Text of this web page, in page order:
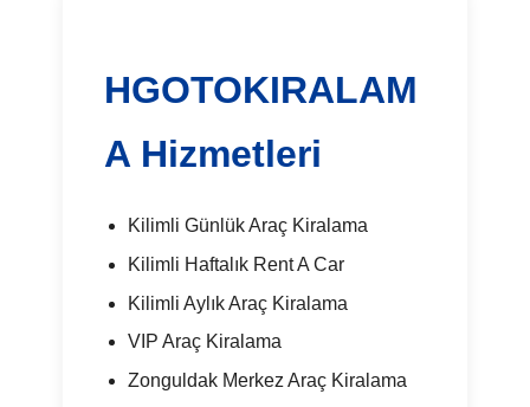
HGOTOKIRALAM
A Hizmetleri
Kilimli Günlük Araç Kiralama
Kilimli Haftalık Rent A Car
Kilimli Aylık Araç Kiralama
VIP Araç Kiralama
Zonguldak Merkez Araç Kiralama